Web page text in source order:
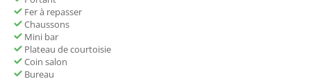
Fer à repasser
Chaussons
Mini bar
Plateau de courtoisie
Coin salon
Bureau